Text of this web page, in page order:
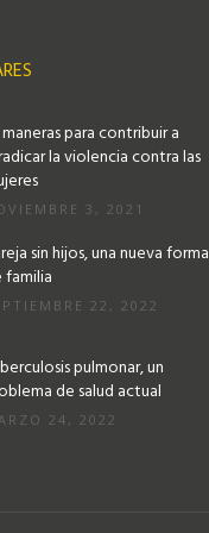
maneras para contribuir a
la violencia contra las
3, 2021
sin hijos, una nueva forma
familia
22, 2022
pulmonar, un
de salud actual
24, 2022